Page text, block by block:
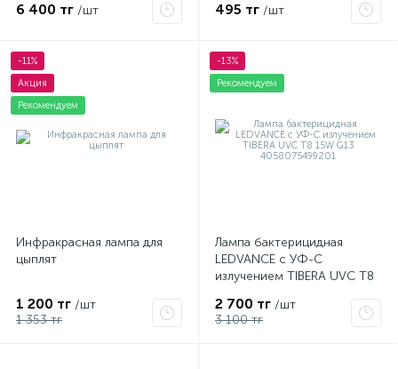
6 400 тг /шт 495 тг /шт
-11%
Акция
Рекомендуем
Инфракрасная лампа для
цыплят
1 200 тг /шт
1 353 тг
-13%
Рекомендуем
Лампа бактерицидная
LEDVANCE с УФ-С
излучением TIBERA UVC T8
2 700 тг /шт
3 100 тг